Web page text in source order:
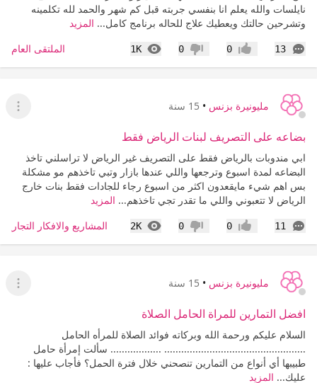
نايلسات والله يعلم انا بنفسي جربته قبل كم شهر والحمد لله تكلمينه
وتشرحين حالتك ويعطيك علاج للحاله برنامج كامل... المزيد
13
التعليقات إعجاب0 عدم إعجاب
0
1K
المشاهدات الملتقى العام
مليونيرة بزنس • 15 سنة
عرض
بضاعه على التصريف لبنات الرياض فقط
ابي مندوبات بالرياض فقط على التصريف غير الرياض لا تراسلني تاخذ
البضاعه لمدة اسبوع وترجعها واللي عندها بازار وتبي تاخذهم مو مشكلة
بس اهم شيء مايقعدون اكثر من اسبوع رجاء للجادات فقط بنات خارج
الرياض لا تتعبوني واللي ما تقدر تجي تاخذهم... المزيد
11
التعليقات إعجاب0 عدم إعجاب
0
2K
المشاهدات المشاريع والافكار
مليونيرة بزنس • 15 سنة
عرض
افضل التمارين للمراة الحامل الصلاة
السلام عليكم ورحمة الله وبركاته فوائد الصلاة للمرأه الحامل
.................................................. .................. سألت إمرأة حامل
طبيبها أي أنواع من التمارين تنصحني خلال فترة الحمل؟ فأجاب عليها :
عليك... المزيد